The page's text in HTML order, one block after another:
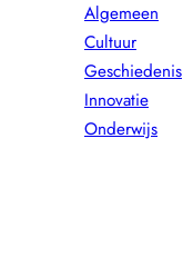
Algemeen
Cultuur
Geschiedenis
Innovatie
Onderwijs